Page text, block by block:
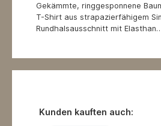
Gekämmte, ringgesponnene
T-Shirt aus strapazierfähigem
Rundhalsausschnitt mit
Produktgalerie überspringen
Kunden kauften auch: